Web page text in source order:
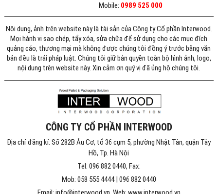
Mobile: 0989 525 000
Nội dung, ảnh trên website này là tài sản của Công ty Cổ phần Interwood.
Mọi hành vi sao chép, tẩy xóa, sửa chữa để sử dụng cho các mục đích
quảng cáo, thương mại mà không được chúng tôi đồng ý trước bằng văn
bản đều là trái pháp luật. Chúng tôi giữ bản quyền toàn bộ hình ảnh, logo,
nội dung trên website này. Xin cảm ơn quý vị đã ủng hộ chúng tôi.
CÔNG TY CỔ PHẦN INTERWOOD
Địa chỉ đăng kí: Số 282B Âu Cơ, tổ 36 cụm 5, phường Nhật Tân, quận Tây
Hồ, Tp. Hà Nội
Tel: 096 882 0440, Fax:
Mob: 058 555 4444 | 096 882 0440